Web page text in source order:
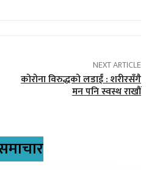
NEXT ARTICLE
कोरोना विरुद्धको लडाईं : शरीरसँगै
मन पनि स्वस्थ राखौं